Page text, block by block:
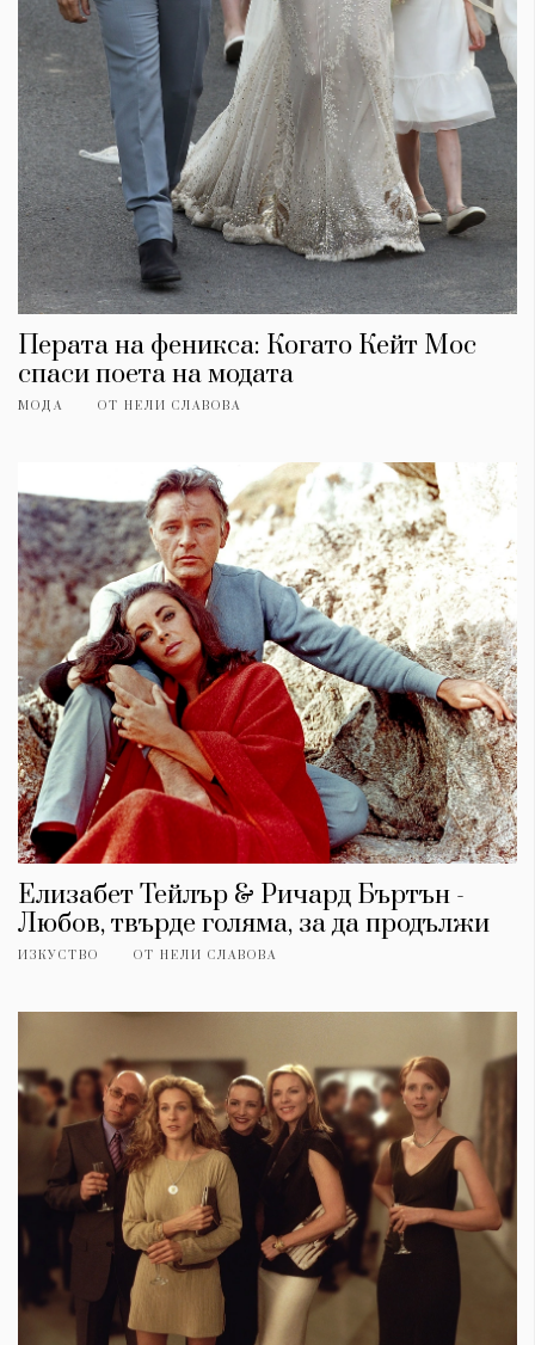
Перата на феникса: Когато Кейт Мос
спаси поета на модата
МОДА ОТ НЕЛИ СЛАВОВА
Елизабет Тейлър & Ричард Бъртън -
Любов, твърде голяма, за да продължи
ИЗКУСТВО ОТ НЕЛИ СЛАВОВА